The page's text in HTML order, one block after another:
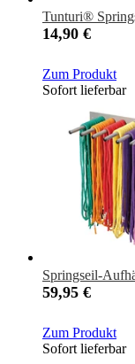
Tunturi®
14,90 €
Zum Produkt
Sofort lieferbar
Springseil-
59,95 €
Zum Produkt
Sofort lieferbar